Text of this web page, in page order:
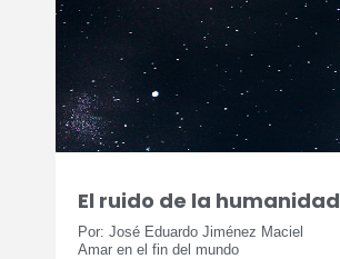
El ruido de la humanidad
Por: José Eduardo Jiménez Maciel
Amar en el fin del mundo